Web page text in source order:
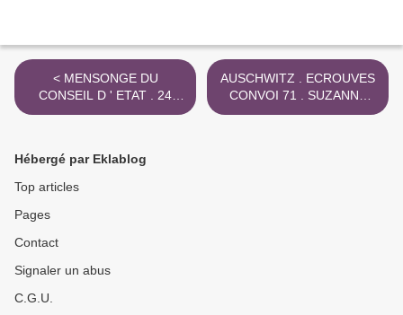
< MENSONGE DU
CONSEIL D ' ETAT . 24
SEPT . 2024
AUSCHWITZ . ECROUVES
CONVOI 71 . SUZANNE
DALTROPHE 1944 >
Hébergé par Eklablog
Top articles
Pages
Contact
Signaler un abus
C.G.U.